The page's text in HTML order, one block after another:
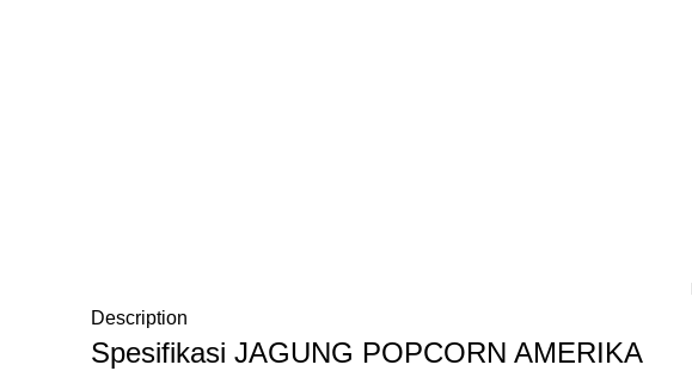
Description
Spesifikasi JAGUNG POPCORN AMERIKA